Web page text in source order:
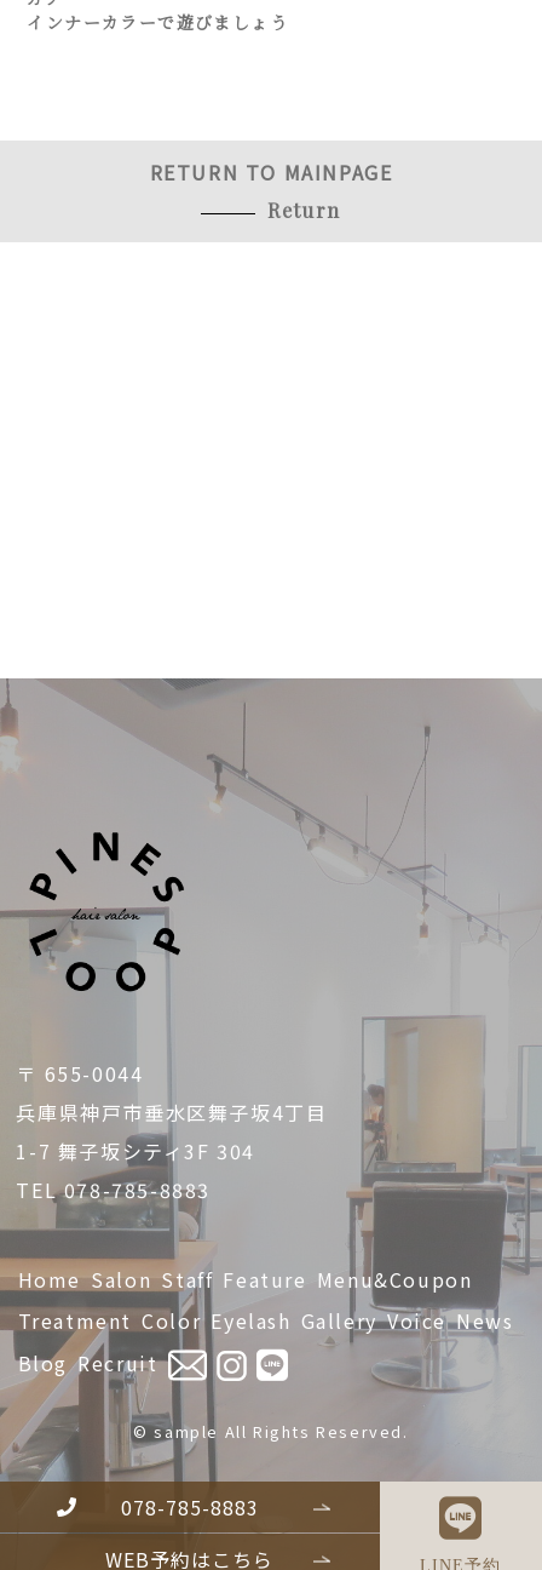
インナーカラーで遊びましょう
RETURN TO MAINPAGE
Return
WEB予約はこちら
078-785-8883
LINE予約
〒 655-0044
兵庫県神戸市垂水区舞子坂4丁目
1-7 舞子坂シティ3F 304
TEL 078-785-8883
Home Salon Staff Feature Menu&Coupon
Treatment Color Eyelash Gallery Voice News
Blog Recruit
© sample All Rights Reserved.